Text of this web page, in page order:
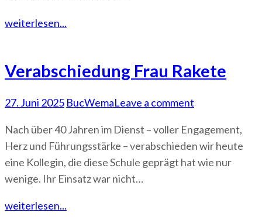
weiterlesen...
Verabschiedung Frau Rakete
27. Juni 2025 BucWemaLeave a comment
Nach über 40 Jahren im Dienst – voller Engagement,
Herz und Führungsstärke – verabschieden wir heute
eine Kollegin, die diese Schule geprägt hat wie nur
wenige. Ihr Einsatz war nicht…
weiterlesen...